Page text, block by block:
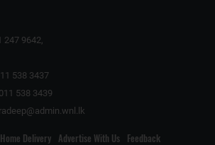
247 9642,
538 3437
538 3439
Home Delivery Advertise With Us Feedback